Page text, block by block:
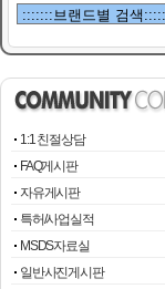
1:1 친절상담
FAQ게시판
자유게시판
특허/사업실적
MSDS자료실
일반사진게시판